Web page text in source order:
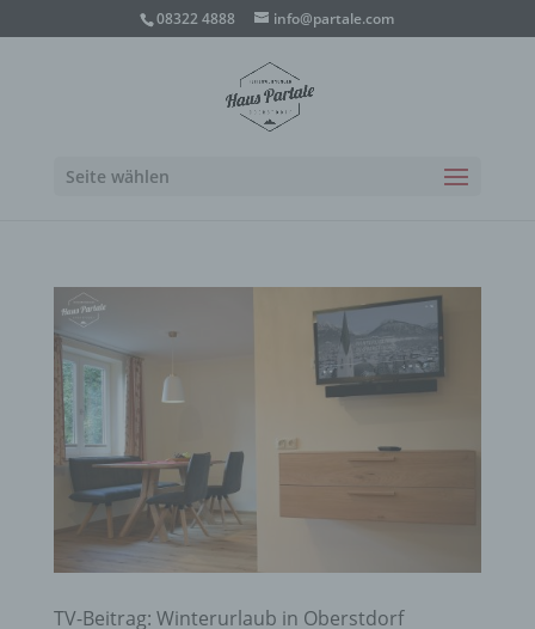
08322 4888 info@partale.com
Seite wählen
TV-Beitrag: Winterurlaub in Oberstdorf